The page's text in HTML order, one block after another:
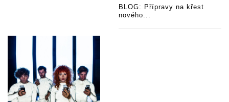
BLOG: Přípravy na křest
nového...